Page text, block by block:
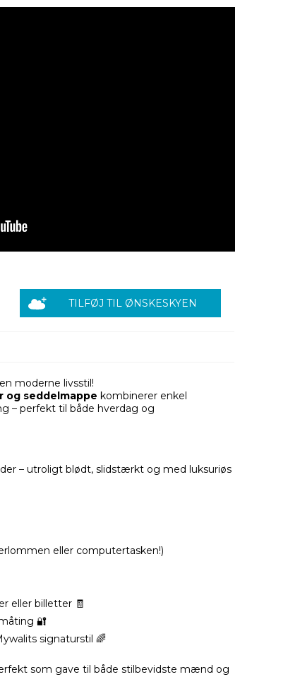
TILFØJ TIL ØNSKESKYEN
moderne livsstil!
og seddelmappe kombinerer enkel
– perfekt til både hverdag og
– utroligt blødt, slidstærkt og med luksuriøs
eller computertasken!)
eller billetter 🧾
🔐
signaturstil 🌈
som gave til både stilbevidste mænd og